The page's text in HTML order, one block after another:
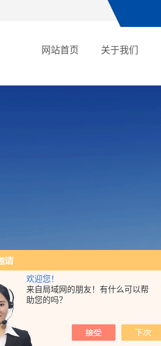
欢迎您！
来自局域网的朋友！有什么可以帮
助您的吗？
网站首页 关于我们
诊断 esd20.20 静电咨询 esd咨询 Efm022